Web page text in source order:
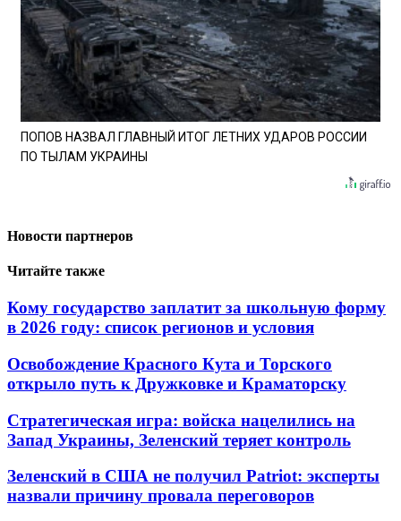
ПОПОВ НАЗВАЛ ГЛАВНЫЙ ИТОГ ЛЕТНИХ УДАРОВ РОССИИ
ПО ТЫЛАМ УКРАИНЫ
Новости партнеров
Читайте также
Кому государство заплатит за школьную форму
в 2026 году: список регионов и условия
Освобождение Красного Кута и Торского
открыло путь к Дружковке и Краматорску
Стратегическая игра: войска нацелились на
Запад Украины, Зеленский теряет контроль
Зеленский в США не получил Patriot: эксперты
назвали причину провала переговоров